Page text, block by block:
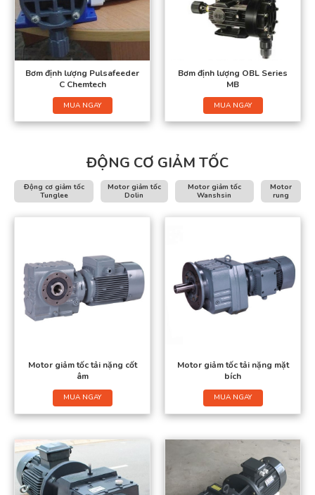
Bơm định lượng Pulsafeeder
C Chemtech
MUA NGAY
Bơm định lượng OBL Series
MB
MUA NGAY
ĐỘNG CƠ GIẢM TỐC
Động cơ giảm tốc
Tunglee
Motor giảm tốc
Dolin
Motor giảm tốc
Wanshsin
Motor
rung
Motor giảm tốc tải nặng cốt
âm
MUA NGAY
Motor giảm tốc tải nặng mặt
bích
MUA NGAY